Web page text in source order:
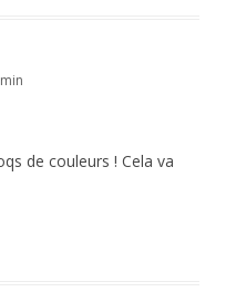
de couleurs ! Cela va